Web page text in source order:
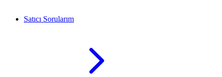
Satıcı Sorularım